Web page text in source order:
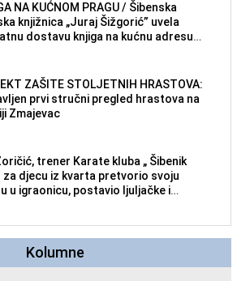
NA KUĆNOM PRAGU / Šibenska
knjižnica „Juraj Šižgorić” uvela
dostavu knjiga na kućnu adresu
ZAŠITE STOLJETNIH HRASTOVA:
prvi stručni pregled hrastova na
Zmajevac
trener Karate kluba „ Šibenik
za djecu iz kvarta pretvorio svoju
u igraonicu, postavio ljuljačke i
Kolumne